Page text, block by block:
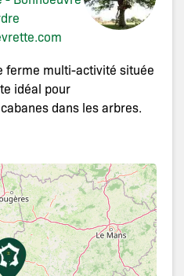
ferme multi-activité située
idéal pour
dans les arbres.